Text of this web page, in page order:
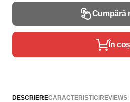
Cumpără
În coș
DESCRIERECARACTERISTICIREVIEWS